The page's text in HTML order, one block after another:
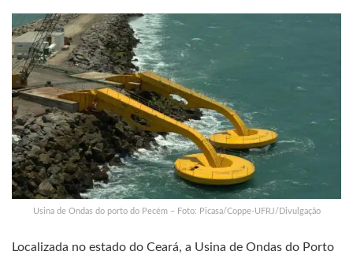
Usina de Ondas do porto do Pecém – Foto: Picasa/Coppe-UFRJ/Divulgação
Localizada no estado do Ceará, a Usina de Ondas do Porto